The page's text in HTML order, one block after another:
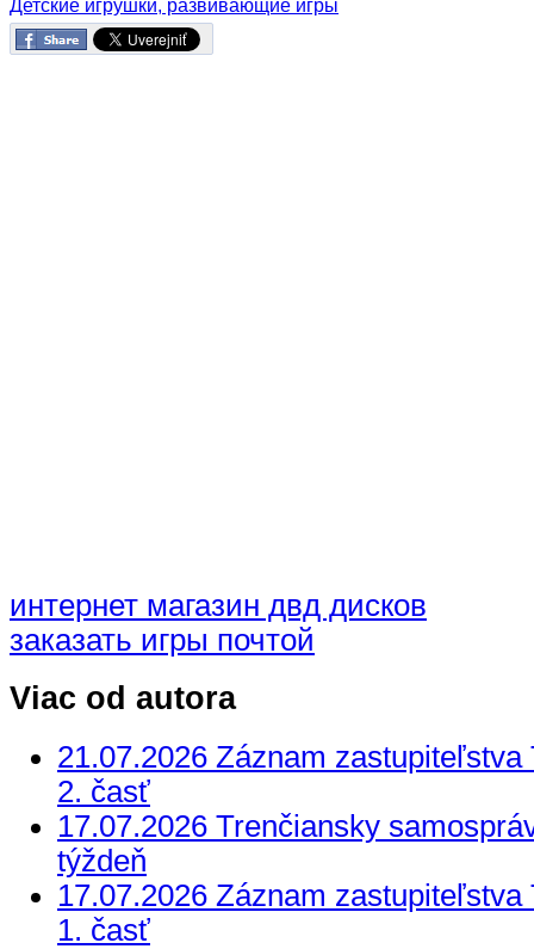
Детские игрушки, развивающие игры
интернет магазин двд дисков
заказать игры почтой
Viac od autora
21.07.2026 Záznam zastupiteľstva
2. časť
17.07.2026 Trenčiansky
týždeň
17.07.2026 Záznam zastupiteľstva
1. časť